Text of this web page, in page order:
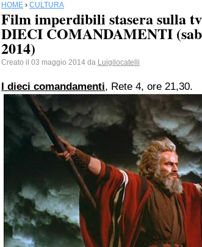
HOME › CULTURA
Film imperdibili stasera sulla
DIECI COMANDAMENTI
2014)
Creato il 03 maggio 2014 da Luigilocatelli
I dieci comandamenti, Rete 4, ore 21,30.